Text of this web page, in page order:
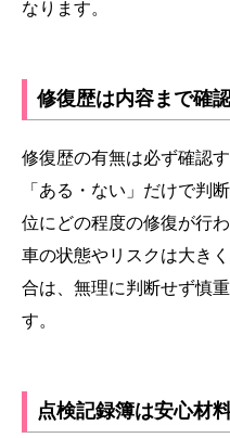
なります。
修復歴は内容まで確
修復歴の有無は必ず確認
「ある・ない」だけで判
位にどの程度の修復が行
車の状態やリスクは大き
合は、無理に判断せず慎
す。
点検記録簿は安心材